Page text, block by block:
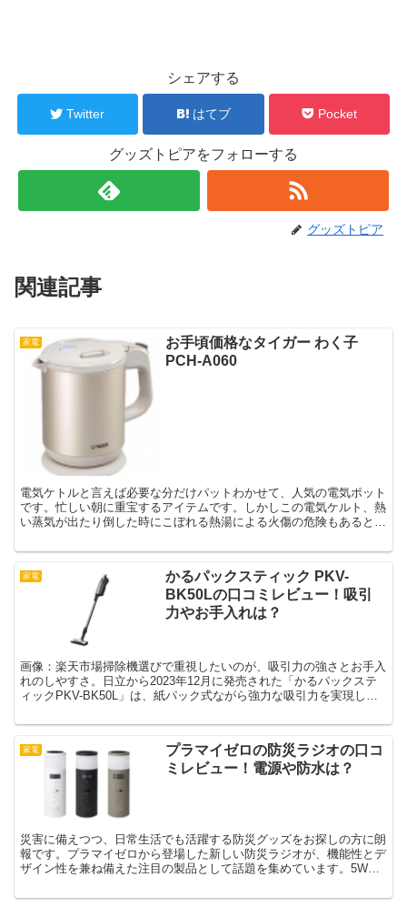
シェアする
Twitter はてブ Pocket
グッズトピアをフォローする
グッズトピア
関連記事
家電
お手頃価格なタイガー わく子
PCH-A060
電気ケトルと言えば必要な分だけパットわかせて、人気の電気ポット
です。忙しい朝に重宝するアイテムです。しかしこの電気ケルト、熱
い蒸気が出たり倒した時にこぼれる熱湯による火傷の危険もあると言
家電
かるパックスティック PKV-
BK50Lの口コミレビュー！吸引
力やお手入れは？
画像：楽天市場掃除機選びで重視したいのが、吸引力の強さとお手入
れのしやすさ。日立から2023年12月に発売された「かるパックステ
ィックPKV-BK50L」は、紙パック式ながら強力な吸引力を実現し、
家電
プラマイゼロの防災ラジオの口コ
ミレビュー！電源や防水は？
災害に備えつつ、日常生活でも活躍する防災グッズをお探しの方に朗
報です。プラマイゼロから登場した新しい防災ラジオが、機能性とデ
ザイン性を兼ね備えた注目の製品として話題を集めています。5WAY